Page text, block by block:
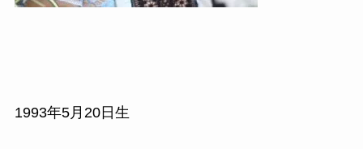
1993年5月 20日生